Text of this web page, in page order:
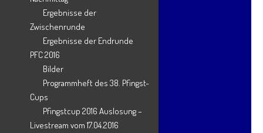
Oktober 2025
September 2025
August 2025
Juni 2025
Mai 2025
April 2025
Ergebnisse der
Zwischenrunde
Ergebnisse der Endrunde
PFC 2016
Bilder
Programmheft des 38. Pfingst-
Cups
Pfingstcup 2016 Auslosung –
Livestream vom 17.04.2016